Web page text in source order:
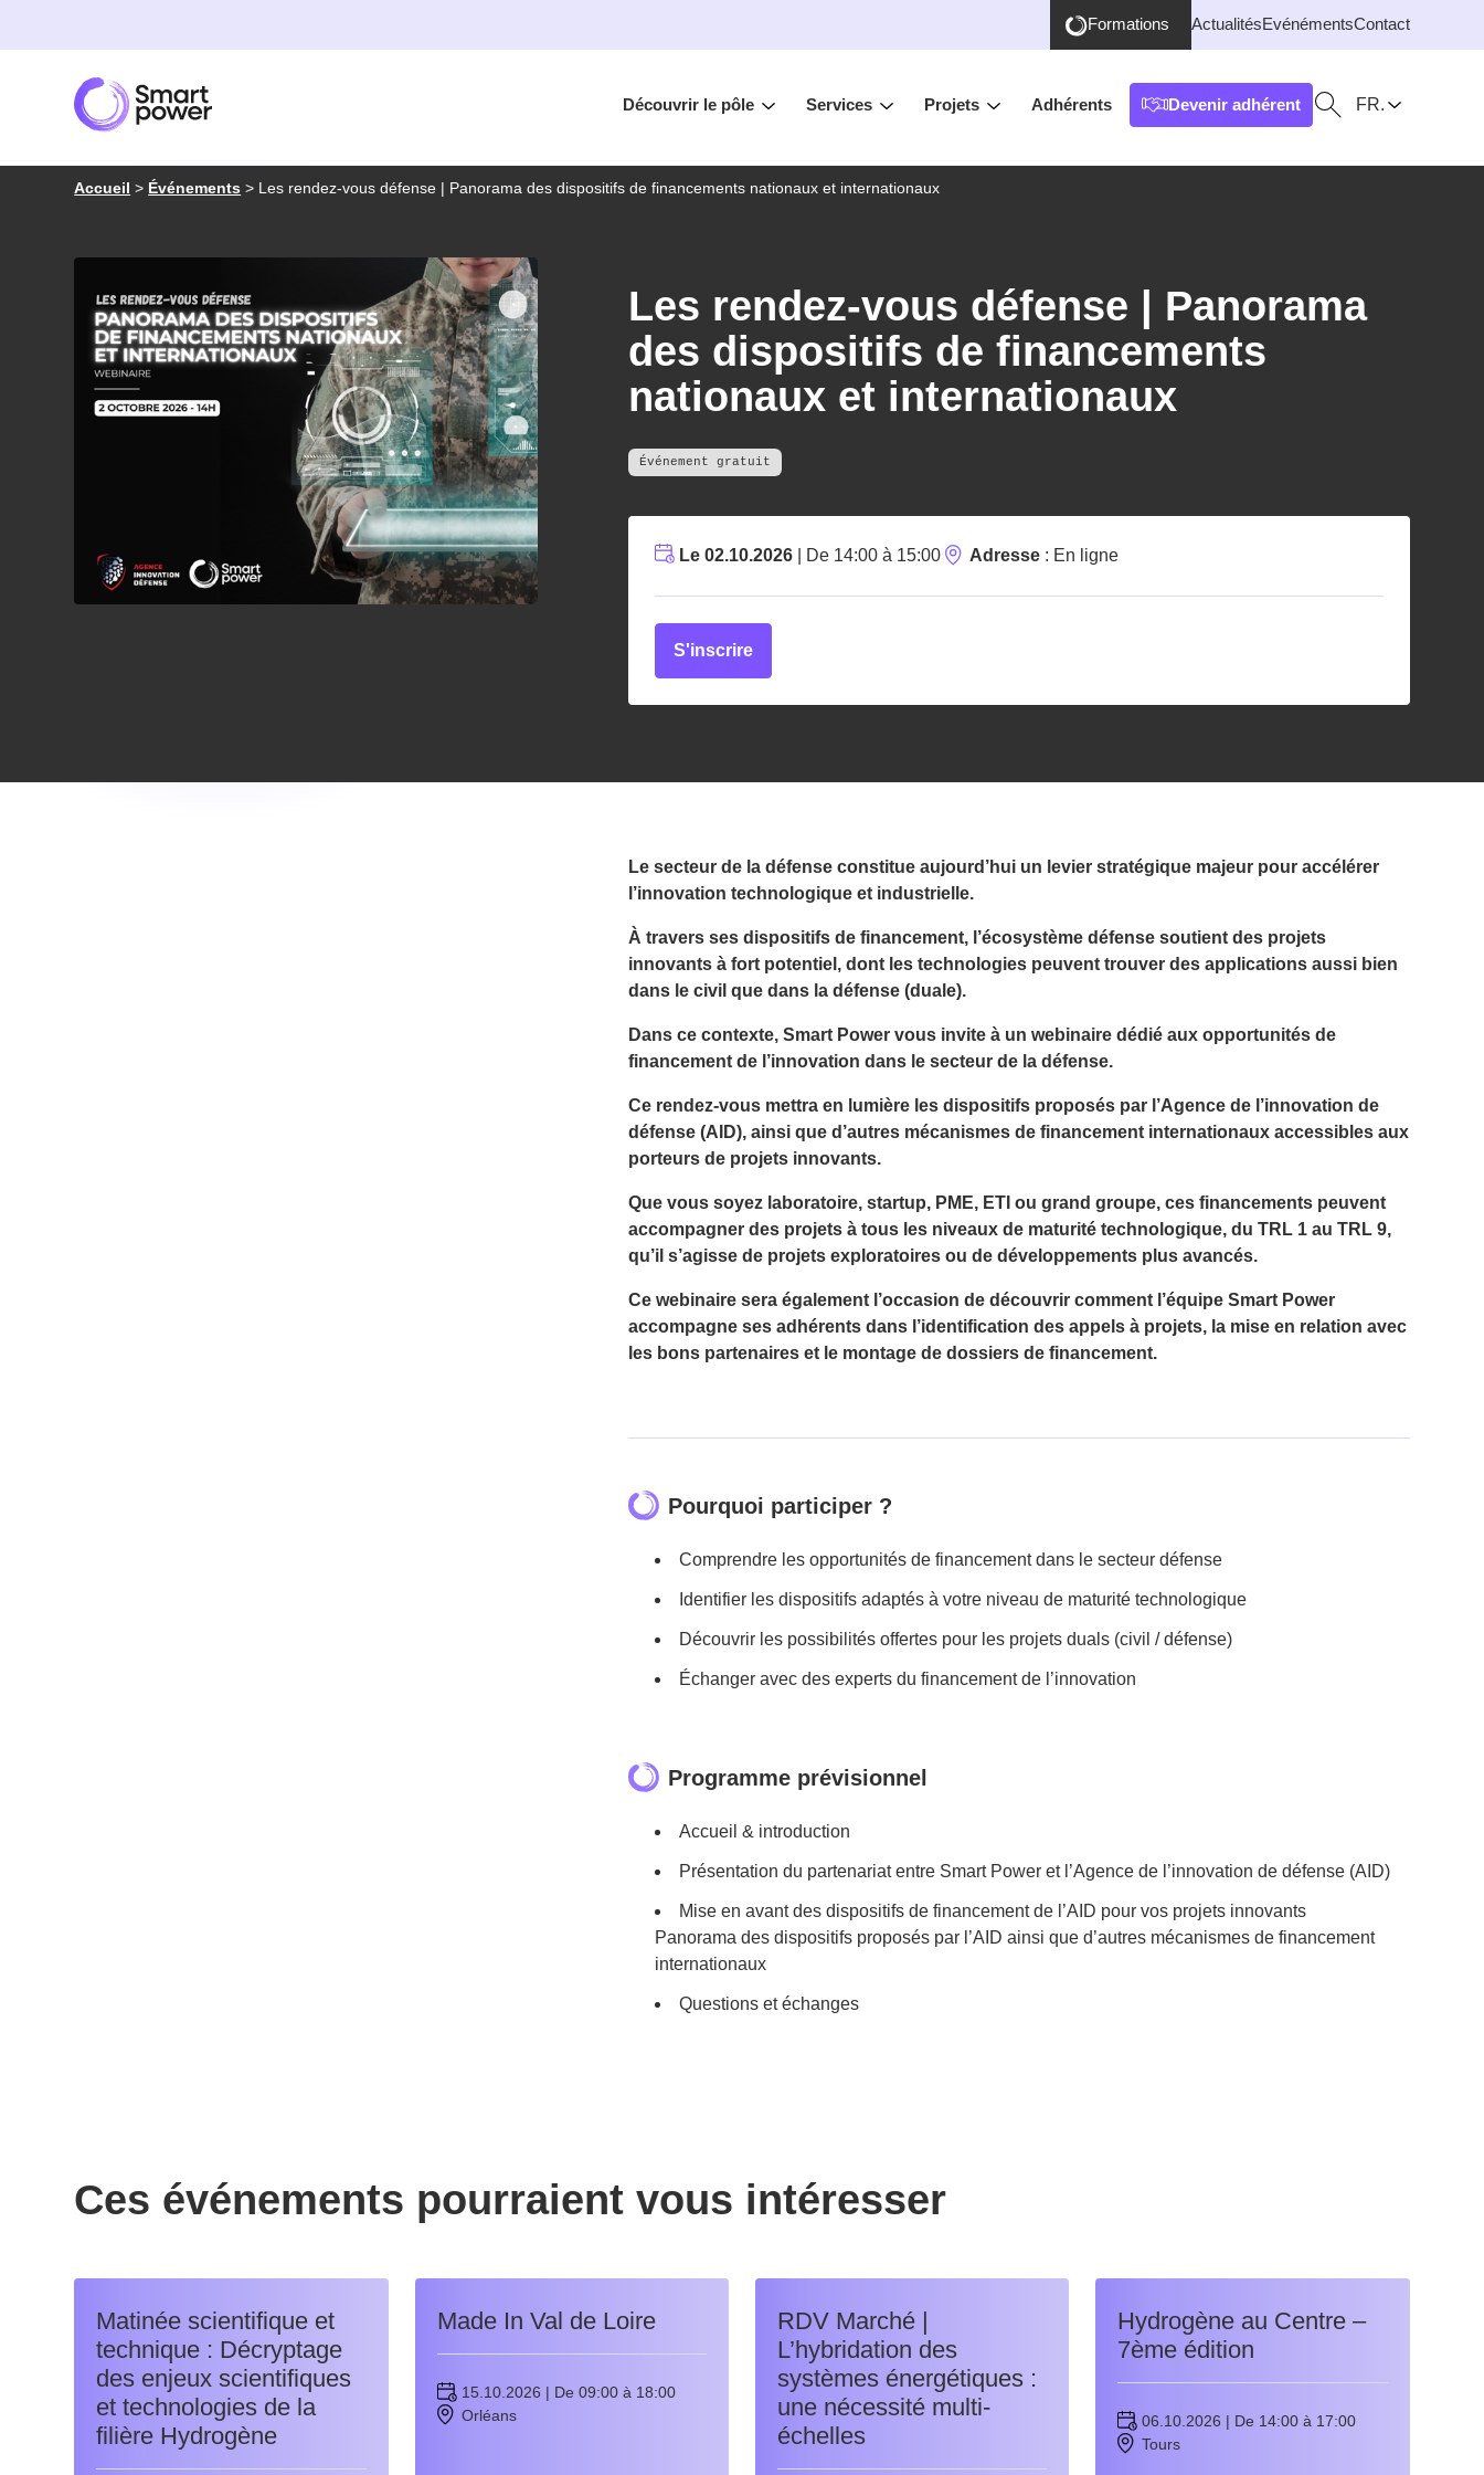
Formations ActualitésEvénémentsContact
Découvrir le pôle Services Projets Adhérents Devenir adhérent
Ouvrir / Fermer la
FR.
Accueil > Événements > Les rendez-vous défense | Panorama des dispositifs de financements nationaux et internationaux
Les rendez-vous défense | Panorama
des dispositifs de financements
nationaux et internationaux
Événement gratuit
Le 02.10.2026 | De 14:00 à 15:00 Adresse : En ligne
S'inscrire
Le secteur de la défense constitue aujourd’hui un levier stratégique majeur pour accélérer
l’innovation technologique et industrielle.
À travers ses dispositifs de financement, l’écosystème défense soutient des projets
innovants à fort potentiel, dont les technologies peuvent trouver des applications aussi bien
dans le civil que dans la défense (duale).
Dans ce contexte, Smart Power vous invite à un webinaire dédié aux opportunités de
financement de l’innovation dans le secteur de la défense.
Ce rendez-vous mettra en lumière les dispositifs proposés par l’Agence de l’innovation de
défense (AID), ainsi que d’autres mécanismes de financement internationaux accessibles aux
porteurs de projets innovants.
Que vous soyez laboratoire, startup, PME, ETI ou grand groupe, ces financements peuvent
accompagner des projets à tous les niveaux de maturité technologique, duTRL 1 au TRL 9,
qu’il s’agisse de projets exploratoires ou de développements plus avancés.
Ce webinaire sera également l’occasion de découvrir comment l’équipe Smart Power
accompagne ses adhérents dans l’identification des appels à projets, la mise en relation avec
les bons partenaires et le montage de dossiers de financement.
Pourquoi participer ?
Comprendre les opportunités de financement dans le secteur défense
Identifier les dispositifs adaptés à votre niveau de maturité technologique
Découvrir les possibilités offertes pour les projets duals (civil / défense)
Échanger avec des experts du financement de l’innovation
Programme prévisionnel
Accueil & introduction
Présentation du partenariat entre Smart Power et l’Agence de l’innovation de défense (AID)
Mise en avant des dispositifs de financement de l’AID pour vos projets innovants
Panorama des dispositifs proposés par l’AID ainsi que d’autres mécanismes de financement
internationaux
Questions et échanges
Ces événements pourraient vous intéresser
Matinée scientifique et
technique : Décryptage
des enjeux scientifiques
et technologies de la
filière Hydrogène
Made In Val de Loire
15.10.2026 | De 09:00 à 18:00
Orléans
RDV Marché |
L’hybridation des
systèmes énergétiques :
une nécessité multi-
échelles
Hydrogène au Centre –
7ème édition
06.10.2026 | De 14:00 à 17:00
Tours